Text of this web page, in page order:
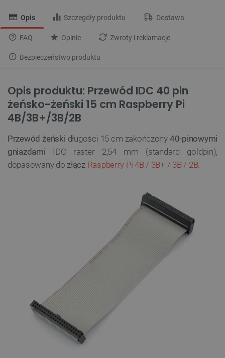
Opis Szczegóły produktu Dostawa
FAQ Opinie Zwroty i reklamacje
Bezpieczeństwo produktu
Opis produktu: Przewód IDC 40 pin
żeńsko-żeński 15 cm Raspberry Pi
4B/3B+/3B/2B
Przewód żeński długości 15 cm zakończony 40-pinowymi
gniazdami IDC raster 2,54 mm (standard goldpin),
dopasowany do złącz Raspberry Pi 4B / 3B+ / 3B / 2B.